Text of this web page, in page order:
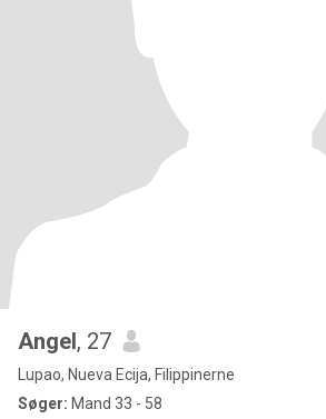
Angel, 27
Lupao, Nueva Ecija, Filippinerne
Søger: Mand 33 - 58